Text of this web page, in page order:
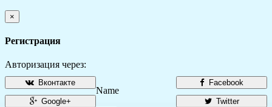
×
Регистрация
Авторизация через:
Facebook
Вконтакте
Twitter
Google+
Name